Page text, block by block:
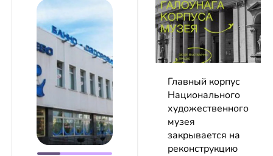
Главный корпус
Национального
художественного
музея
закрывается на
реконструкцию